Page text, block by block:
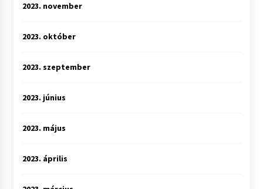
2023. november
2023. október
2023. szeptember
2023. június
2023. május
2023. április